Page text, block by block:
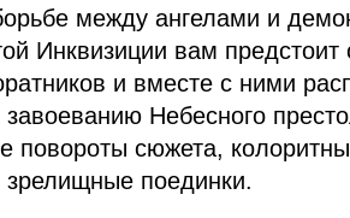
между ангелами и
Инквизиции вам предстоит
и вместе с ними
Небесного
повороты сюжета,
поединки.